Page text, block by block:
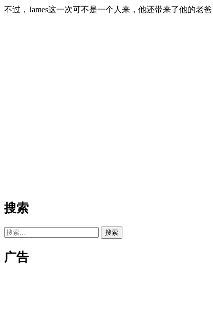
不过，James这一次可不是一个人来，他还带来了他的老
搜索
搜
广告